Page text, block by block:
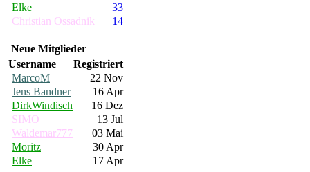
Elke
33
Christian Ossadnik
14
Neue Mitglieder
Username
Registriert
MarcoM
22 Nov
Jens Bandner
16 Apr
DirkWindisch
16 Dez
SIMO
13 Jul
Waldemar777
03 Mai
Moritz
30 Apr
Elke
17 Apr